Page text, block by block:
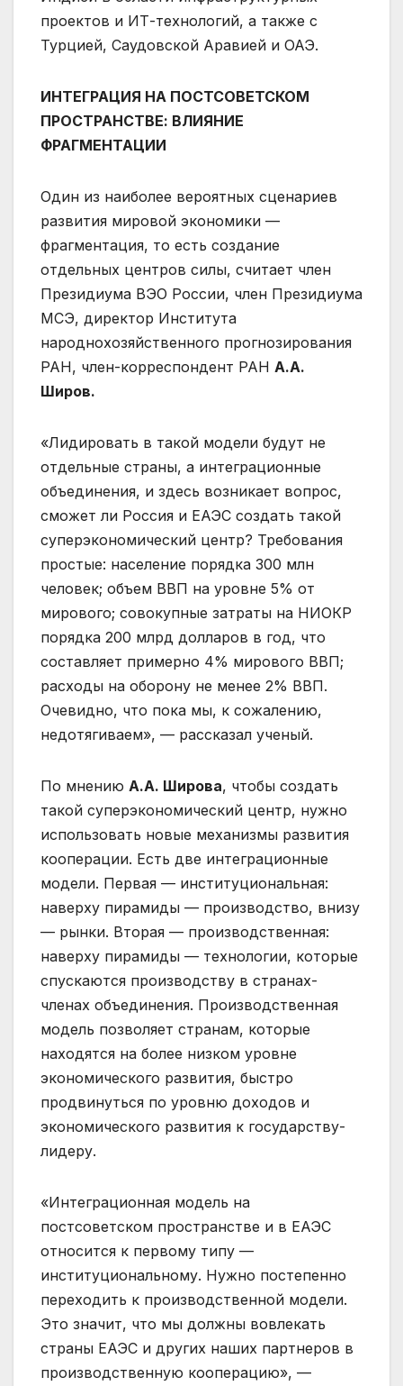
проектов и ИТ-технологий, а также с
Турцией, Саудовской Аравией и ОАЭ.
ИНТЕГРАЦИЯ НА ПОСТСОВЕТСКОМ
ПРОСТРАНСТВЕ: ВЛИЯНИЕ
ФРАГМЕНТАЦИИ
Один из наиболее вероятных сценариев
развития мировой экономики —
фрагментация, то есть создание
отдельных центров силы, считает член
Президиума ВЭО России, член Президиума
МСЭ, директор Института
народнохозяйственного прогнозирования
РАН, член-корреспондент РАН А.А.
Широв.
«Лидировать в такой модели будут не
отдельные страны, а интеграционные
объединения, и здесь возникает вопрос,
сможет ли Россия и ЕАЭС создать такой
суперэкономический центр? Требования
простые: население порядка 300 млн
человек; объем ВВП на уровне 5% от
мирового; совокупные затраты на НИОКР
порядка 200 млрд долларов в год, что
составляет примерно 4% мирового ВВП;
расходы на оборону не менее 2% ВВП.
Очевидно, что пока мы, к сожалению,
недотягиваем», — рассказал ученый.
По мнению А.А. Широва, чтобы создать
такой суперэкономический центр, нужно
использовать новые механизмы развития
кооперации. Есть две интеграционные
модели. Первая — институциональная:
наверху пирамиды — производство, внизу
— рынки. Вторая — производственная:
наверху пирамиды — технологии, которые
спускаются производству в странах-
членах объединения. Производственная
модель позволяет странам, которые
находятся на более низком уровне
экономического развития, быстро
продвинуться по уровню доходов и
экономического развития к государству-
лидеру.
«Интеграционная модель на
постсоветском пространстве и в ЕАЭС
относится к первому типу —
институциональному. Нужно постепенно
переходить к производственной модели.
Это значит, что мы должны вовлекать
страны ЕАЭС и других наших партнеров в
производственную кооперацию», —